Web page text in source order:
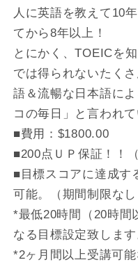
人に英語を教えて10
てから8年以上！
とにかく、TOEICを
では得られないたく
語＆流暢な日本語に
コの毎日」と言われて
■費用：$1800.00
■200点ＵＰ保証！！
■目標スコアに達成す
可能。（期間制限な
*最低20時間（20時間
なる目標設定致します
*2ヶ月間以上受講可能